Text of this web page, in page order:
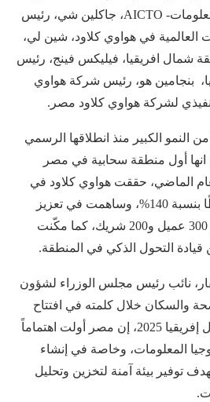
لتكنولوجيات الاتصال والمعلومات- AICTO، جاكلين شي، رئيس
العالمية في هواوي كلاود، شين لي،
شمال افريقيا، فيليكس فينج، رئيس
بنجامين هو، رئيس شركة هواوي
لشركة هواوي كلاود مصر.
النمو الكبير منذ انطلاقها الرسمي
2024، حيث انها أول منطقة سحابية في مصر
الماضي، حققت هواوي كلاود في
شمال أفريقيا نموًا ملحوظًا بنسبة 140%، وساهمت في تعزيز
الابتكار من خلال أكثر من 300 عميل و200 شريك، كما مكّنت
نائب رئيس مجلس الوزراء لشؤون
والسكان خلال كلمته في افتتاح
قمة “هواوي كلاود” لشمال إفريقيا 2025، إن مصر أولت اهتماماً
المعلومات، وخاصة في إنشاء
توفير بيئة آمنة لتخزين وتحليل